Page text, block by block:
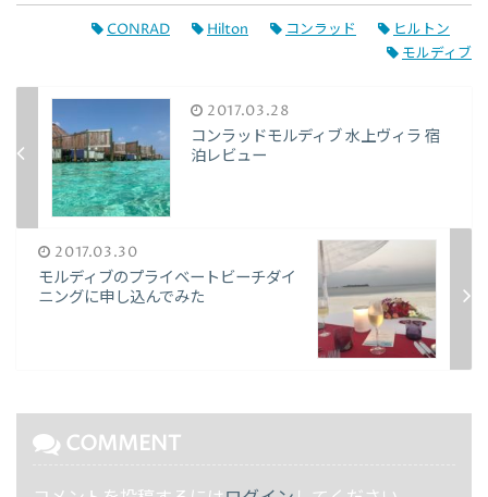
CONRAD Hilton コンラッド
ヒルトン
モルディブ
2017.03.28
コンラッドモルディブ 水上ヴィラ 宿
泊レビュー
2017.03.30
モルディブのプライベートビーチダイ
ニングに申し込んでみた
COMMENT